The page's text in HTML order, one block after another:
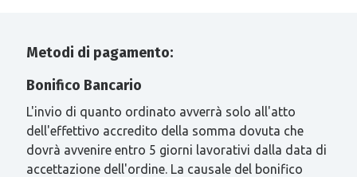
Metodi di pagamento:
Bonifico Bancario
L'invio di quanto ordinato avverrà solo all'atto
dell'effettivo accredito della somma dovuta che
dovrà avvenire entro 5 giorni lavorativi dalla data di
accettazione dell'ordine. La causale del bonifico